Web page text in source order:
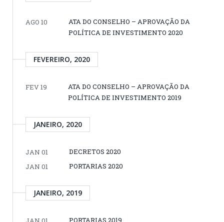
AGO 10
ATA DO CONSELHO – APROVAÇÃO DA
POLÍTICA DE INVESTIMENTO 2020
FEVEREIRO, 2020
FEV 19
ATA DO CONSELHO – APROVAÇÃO DA
POLÍTICA DE INVESTIMENTO 2019
JANEIRO, 2020
JAN 01
DECRETOS 2020
JAN 01
PORTARIAS 2020
JANEIRO, 2019
PORTARIAS 2019